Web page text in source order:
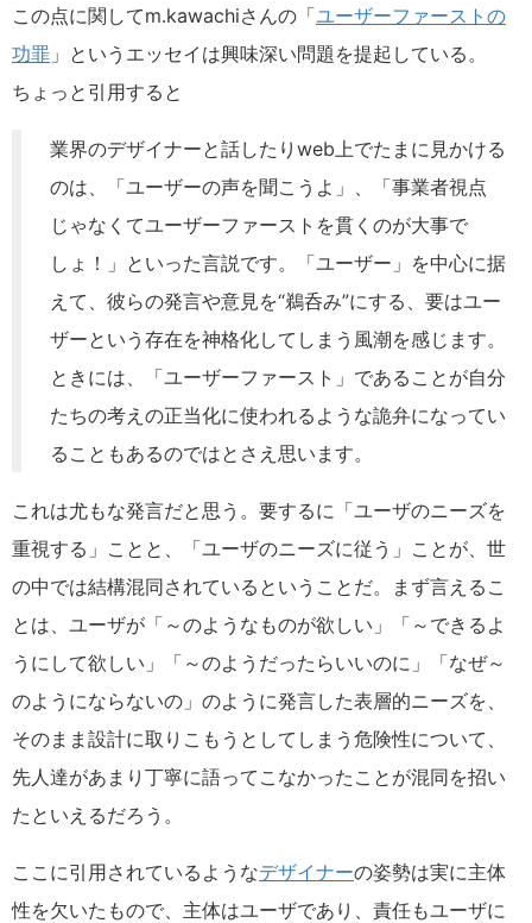
この点に関してm.kawachiさんの「ユーザーファーストの
功罪 」というエッセイは興味深い問題を提起している。
ちょっと引用すると
業界のデザイナーと話したりweb上でたまに見かける
のは、「ユーザーの声を聞こうよ」、「事業者視点
じゃなくてユーザーファーストを貫くのが大事で
しょ！」といった言説です。「ユーザー」を中心に据
えて、彼らの発言や意見を“鵜呑み”にする、要はユー
ザーという存在を神格化してしまう風潮を感じます。
ときには、「ユーザーファースト」であることが自分
たちの考えの正当化に使われるような詭弁になってい
ることもあるのではとさえ思います。
これは尤もな発言だと思う。要するに「ユーザのニーズを
重視する」ことと、「ユーザのニーズに従う」ことが、世
の中では結構混同されているということだ。まず言えるこ
とは、ユーザが「～のようなものが欲しい」「～できるよ
うにして欲しい」「～のようだったらいいのに」「なぜ～
のようにならないの」のように発言した表層的ニーズを、
そのまま設計に取りこもうとしてしまう危険性について、
先人達があまり丁寧に語ってこなかったことが混同を招い
たといえるだろう。
ここに引用されているようなデザイナーの姿勢は実に主体
性を欠いたもので、主体はユーザであり、責任もユーザに